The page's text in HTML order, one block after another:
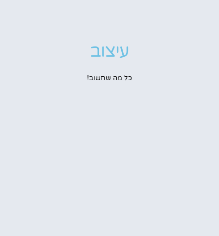
עיצוב
כל מה שחשוב!